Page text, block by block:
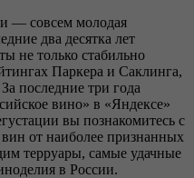
— совсем молодая
два десятка лет
не только стабильно
Паркера и Саклинга,
последние три года
вино» в «Яндексе»
вы познакомитесь с
от наиболее признанных
терруары, самые удачные
в России.